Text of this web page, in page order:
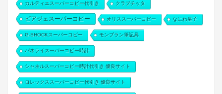
カルティエスーパーコピー代引き クラブチッタ
ピアジェスーパーコピー オリススーパーコピー なにわ皇子
G-SHOCKスーパーコピー モンブラン筆記具
パネライスーパーコピー時計
シャネルスーパーコピー時計代引き 優良サイト
ロレックススーパーコピー代引き 優良サイト